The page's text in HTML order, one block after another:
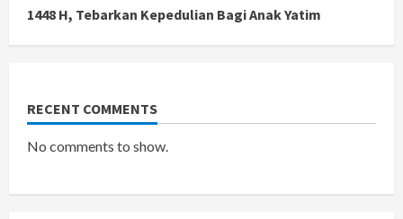
1448 H, Tebarkan Kepedulian Bagi Anak Yatim
RECENT COMMENTS
No comments to show.